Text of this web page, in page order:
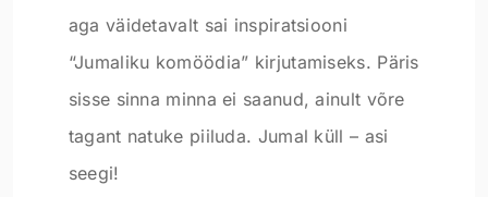
aga väidetavalt sai inspiratsiooni
“Jumaliku komöödia” kirjutamiseks. Päris
sisse sinna minna ei saanud, ainult võre
tagant natuke piiluda. Jumal küll – asi
seegi!